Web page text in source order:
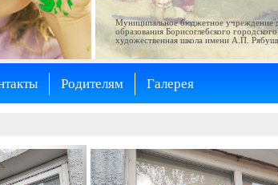
Муниципальное бюджетное учреждение
образования Борисоглебского
художественная школа имени А.П.
Родителям Галерея